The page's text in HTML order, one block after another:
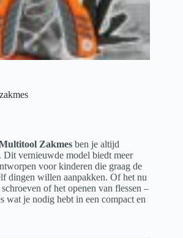
Zakmes ben je altijd
Dit vernieuwde model biedt meer
voor kinderen die graag de
dingen willen aanpakken. Of het nu
of het openen van flessen –
wat je nodig hebt in een compact en